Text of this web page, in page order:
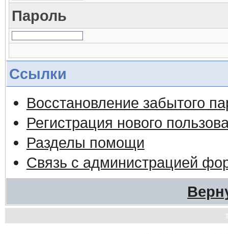
Пароль
Ссылки
Восстановление забытого
Регистрация нового
Разделы помощи
Связь с администрацией